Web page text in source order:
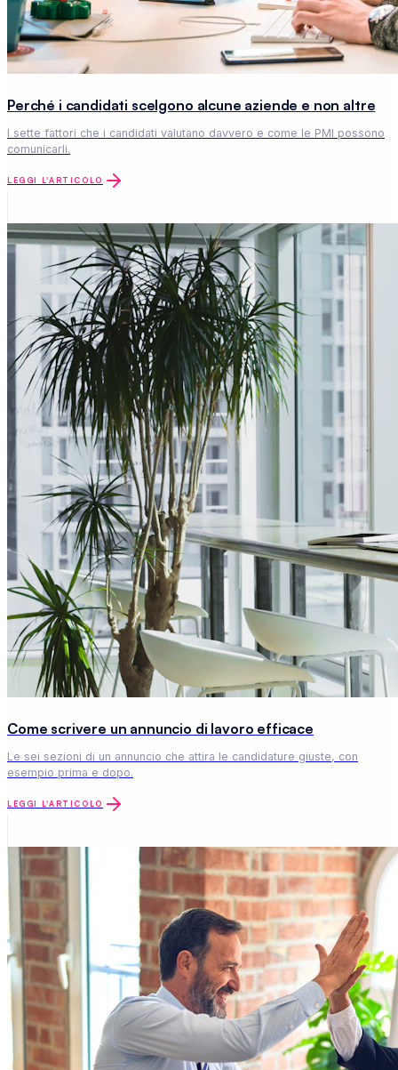
Perché i candidati scelgono alcune aziende e non altre
I sette fattori che i candidati valutano davvero e come le PMI possono
comunicarli.
LEGGI L'ARTICOLO
Come scrivere un annuncio di lavoro efficace
Le sei sezioni di un annuncio che attira le candidature giuste, con
esempio prima e dopo.
LEGGI L'ARTICOLO